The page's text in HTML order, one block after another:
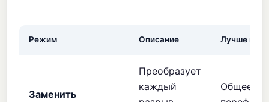
Режим Описание Лучше
Заменить
Преобразует
каждый
Общее